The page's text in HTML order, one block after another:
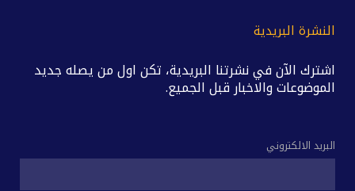
النشرة البريدية
اشترك الآن في نشرتنا البريدية، تكن اول من يصله جديد
الموضوعات والاخبار قبل الجميع.
البريد الالكتروني